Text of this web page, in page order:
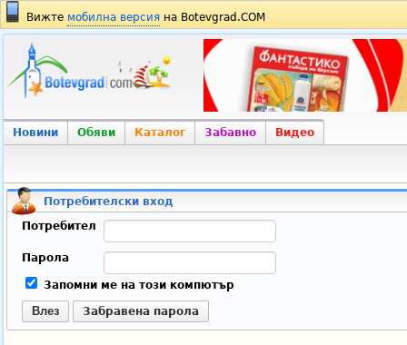
Вижте мобилна версия на Botevgrad.COM
Новини Обяви Каталог Забавно Видео
Потребителски вход
Потребител
Парола
Запомни ме на този компютър
Влез Забравена парола